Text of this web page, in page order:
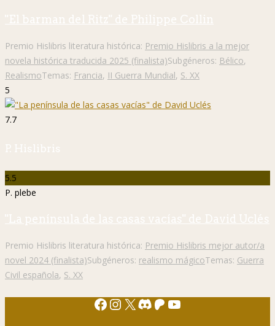
"El barman del Ritz" de Philippe Collin
Premio Hislibris literatura histórica: Premio Hislibris a la mejor
novela histórica traducida 2025 (finalista)Subgéneros: Bélico,
RealismoTemas: Francia, II Guerra Mundial, S. XX
5
7.7
P. Hislibris
5.5
P. plebe
"La península de las casas vacías" de David Uclés
Premio Hislibris literatura histórica: Premio Hislibris mejor autor/a
novel 2024 (finalista)Subgéneros: realismo mágicoTemas: Guerra
Civil española, S. XX
Facebook
Instagram
X Discord
Patreon
YouTube